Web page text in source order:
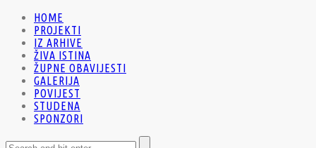
HOME
PROJEKTI
IZ ARHIVE
ŽIVA ISTINA
ŽUPNE OBAVIJESTI
GALERIJA
POVIJEST
STUDENA
SPONZORI